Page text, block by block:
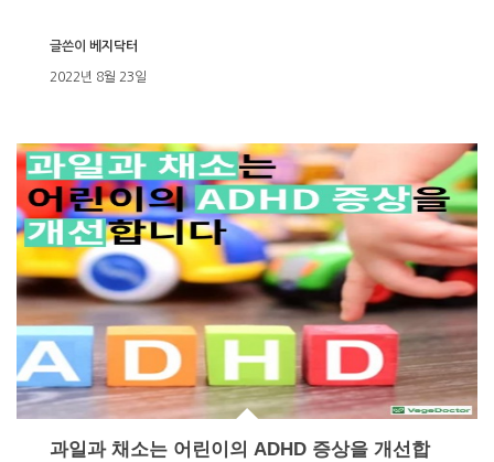
2022년 8월 23일
글쓴이 베지닥터
과일과 채소는 어린이의 ADHD 증상을 개선합